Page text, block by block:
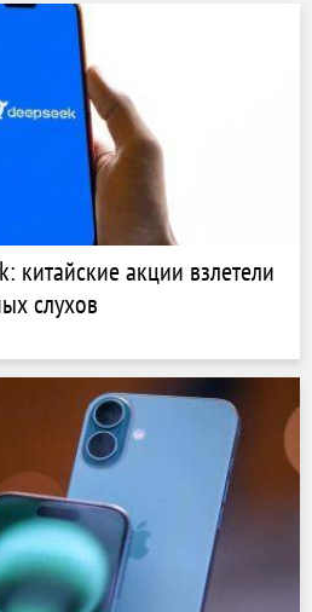
китайские акции взлетели
слухов